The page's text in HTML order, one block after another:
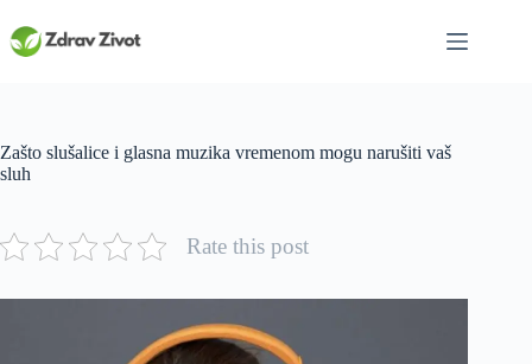
to
content
Zašto slušalice i glasna muzika vremenom mogu narušiti vaš
sluh
Rate this post